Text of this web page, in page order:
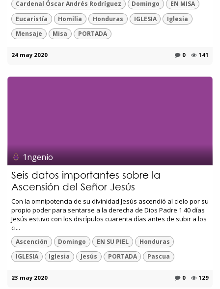
Cardenal Óscar Andrés Rodríguez
Domingo
EN MISA
Eucaristía
Homilia Honduras IGLESIA
Iglesia
Mensaje
Misa PORTADA
24 may 2020 0 141
1ngenio
Seis datos importantes sobre la
Ascensión del Señor Jesús
Con la omnipotencia de su divinidad Jesús ascendió al cielo por su
propio poder para sentarse a la derecha de Dios Padre 1 40 días
Jesús estuvo con los discípulos cuarenta días antes de subir a los
ci...
Ascención Domingo EN SU PIEL
Honduras
IGLESIA
Iglesia Jesús PORTADA Pascua
23 may 2020 0 129